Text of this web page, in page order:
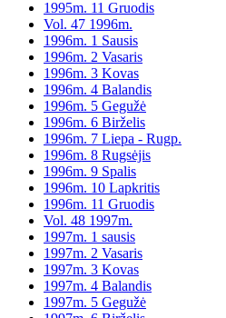
1995m. 11 Gruodis
Vol. 47 1996m.
1996m. 1 Sausis
1996m. 2 Vasaris
1996m. 3 Kovas
1996m. 4 Balandis
1996m. 5 Gegužė
1996m. 6 Birželis
1996m. 7 Liepa - Rugp.
1996m. 8 Rugsėjis
1996m. 9 Spalis
1996m. 10 Lapkritis
1996m. 11 Gruodis
Vol. 48 1997m.
1997m. 1 sausis
1997m. 2 Vasaris
1997m. 3 Kovas
1997m. 4 Balandis
1997m. 5 Gegužė